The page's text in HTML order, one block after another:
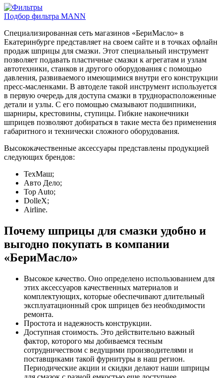
Подбор фильтра MANN
Специализированная сеть магазинов «БериМасло» в
Екатеринбурге представляет на своем сайте и в точках офлайн
продаж шприцы для смазки. Этот специальный инструмент
позволяет подавать пластичные смазки к агрегатам и узлам
автотехники, станков и другого оборудования с помощью
давления, развиваемого имеющимися внутри его конструкции
пресс-масленками. В автоделе такой инструмент используется
в первую очередь для доступа смазки в труднорасположенные
детали и узлы. С его помощью смазывают подшипники,
шарниры, крестовины, ступицы. Гибкие наконечники
шприцев позволяют добираться в такие места без применения
габаритного и технически сложного оборудования.
Высококачественные аксессуары представлены продукцией
следующих брендов:
ТехМаш;
Авто Дело;
Top Auto;
DolleX;
Airline.
Почему шприцы для смазки удобно и
выгодно покупать в компании
«БериМасло»
Высокое качество. Оно определено использованием для
этих аксессуаров качественных материалов и
комплектующих, которые обеспечивают длительный
эксплуатационный срок шприцев без необходимости
ремонта.
Простота и надежность конструкции.
Доступная стоимость. Это действительно важный
фактор, которого мы добиваемся тесным
сотрудничеством с ведущими производителями и
поставщиками такой фурнитуры в наш регион.
Периодические акции и скидки делают наши шприцы